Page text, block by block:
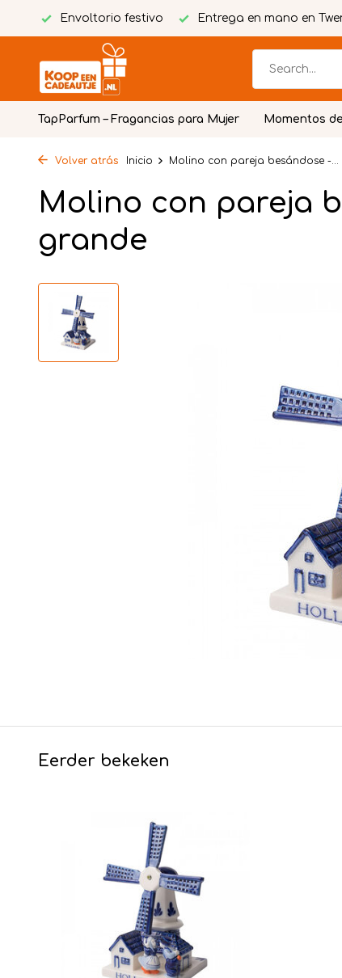
Envoltorio festivo Entrega en mano en
TapParfum – Fragancias para Mujer Momentos
Volver atrás Inicio Molino con pareja besándose -...
Molino con pareja
grande
Eerder bekeken